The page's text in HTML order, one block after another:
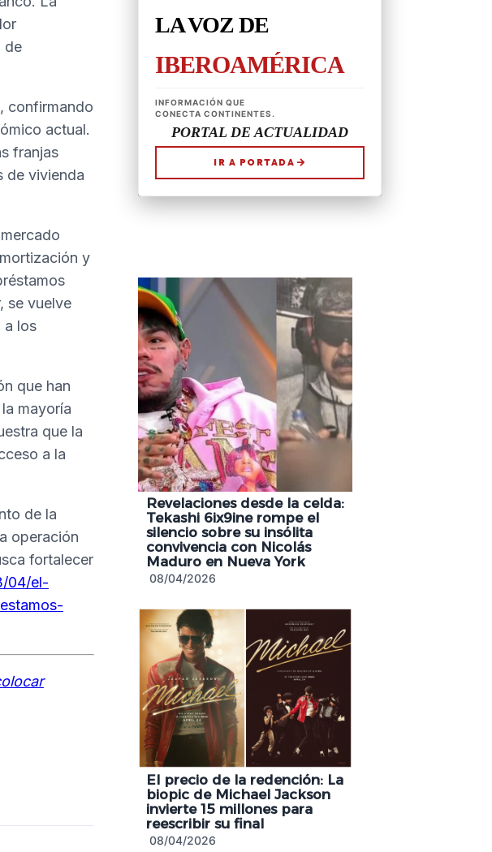
de
confirmando
actual.
franjas
de vivienda
y
se vuelve
a los
que han
mayoría
que la
a la
de la
operación
fortalecer
04/el-
Revelaciones desde la celda:
Tekashi 6ix9ine rompe el
silencio sobre su insólita
convivencia con Nicolás
Maduro en Nueva York
08/04/2026
El precio de la redención: La
biopic de Michael Jackson
invierte 15 millones para
reescribir su final
08/04/2026